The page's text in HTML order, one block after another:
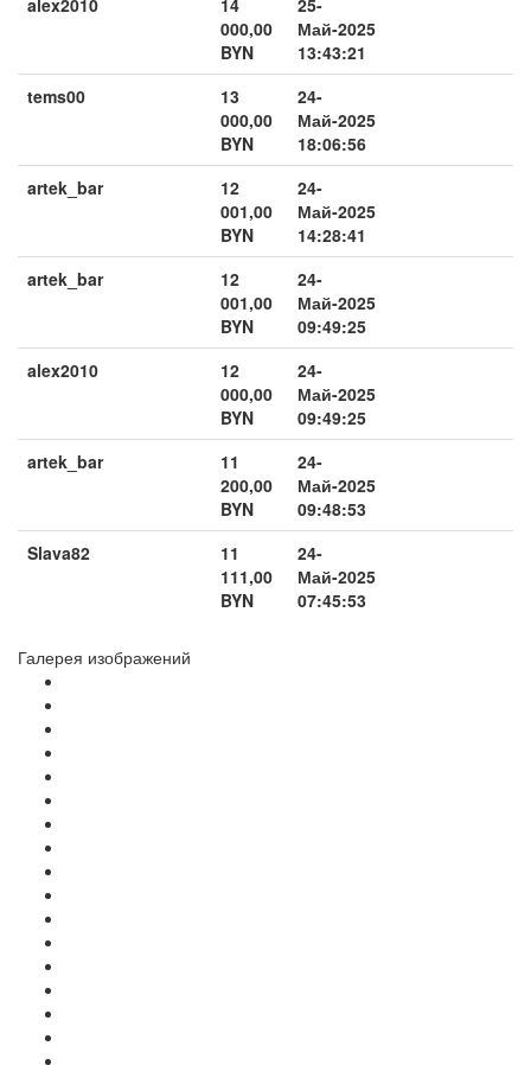
000,00
BYN
Май-2025
13:43:21
tems00
13
000,00
BYN
24-
Май-2025
18:06:56
artek_bar
12
001,00
BYN
24-
Май-2025
14:28:41
artek_bar
12
001,00
BYN
24-
Май-2025
09:49:25
alex2010
12
000,00
BYN
24-
Май-2025
09:49:25
artek_bar
11
200,00
BYN
24-
Май-2025
09:48:53
Slava82
11
111,00
BYN
24-
Май-2025
07:45:53
Галерея изображений